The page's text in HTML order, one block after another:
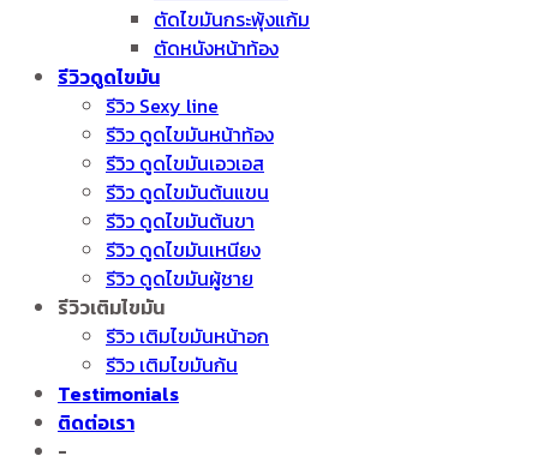
ตัดไขมันกระพุ้งแก้ม
ตัดหนังหน้าท้อง
รีวิวดูดไขมัน
รีวิว Sexy line
รีวิว ดูดไขมันหน้าท้อง
รีวิว ดูดไขมันเอวเอส
รีวิว ดูดไขมันต้นแขน
รีวิว ดูดไขมันต้นขา
รีวิว ดูดไขมันเหนียง
รีวิว ดูดไขมันผู้ชาย
รีวิวเติมไขมัน
รีวิว เติมไขมันหน้าอก
รีวิว เติมไขมันก้น
Testimonials
ติดต่อเรา
-